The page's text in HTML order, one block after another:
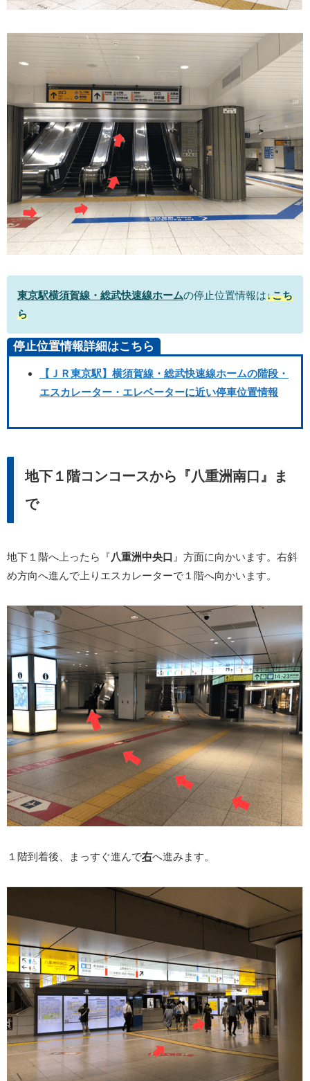
東京駅横須賀線・総武快速線ホームの停止位置情報は↓こち
ら
停止位置情報詳細はこちら
【ＪＲ東京駅】横須賀線・総武快速線ホームの階段・
エスカレーター・エレベーターに近い停車位置情報
地下１階コンコースから『八重洲南口』ま
で
地下１階へ上ったら『八重洲中央口 』方面に向かいます。右斜
め方向へ進んで上りエスカレーターで１階へ向かいます。
１階到着後、まっすぐ進んで右へ進みます。